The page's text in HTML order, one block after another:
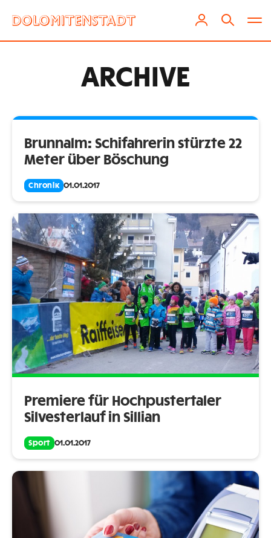
ARCHIVE
Brunnalm: Schifahrerin stürzte 22
Meter über Böschung
Chronik 01.01.2017
Premiere für Hochpustertaler
Silvesterlauf in Sillian
Sport 01.01.2017